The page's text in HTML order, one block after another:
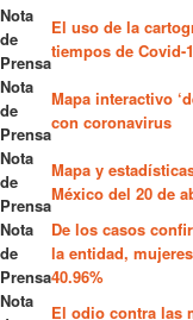
Nota
de
Prensa
El uso de la
tiempos de Covid-
Nota
de
Prensa
Mapa interactivo
con coronavirus
Nota
de
Prensa
Mapa y
México del 20 de
Nota
de
Prensa
De los casos
la entidad,
40.96%
Nota
El odio contra las